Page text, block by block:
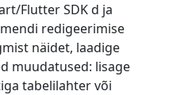
Flutter SDK d ja
redigeerimise
näidet, laadige
muudatused: lisage
tabelilahter või